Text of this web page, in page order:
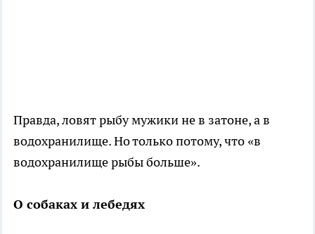
Правда, ловят рыбу мужики не в затоне, а в
водохранилище. Но только потому, что «в
водохранилище рыбы больше».
О собаках и лебедях